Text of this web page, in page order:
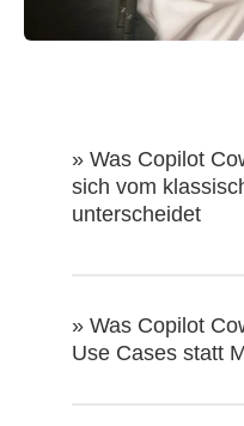
» Was Copilot
sich vom
unterscheidet
» Was Copilot
Use Cases statt